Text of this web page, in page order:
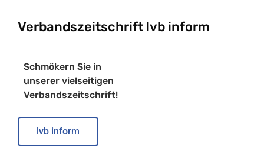
Verbandszeitschrift lvb inform
Schmökern Sie in
unserer vielseitigen
Verbandszeitschrift!
lvb inform